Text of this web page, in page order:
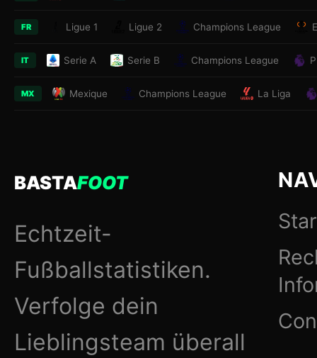
FR Ligue 1 Ligue 2 Champions League
IT Serie A Serie B Champions League
MX Mexique Champions League La Liga
BASTAFOOT
Echtzeit-
Fußballstatistiken.
Verfolge dein
Lieblingsteam überall